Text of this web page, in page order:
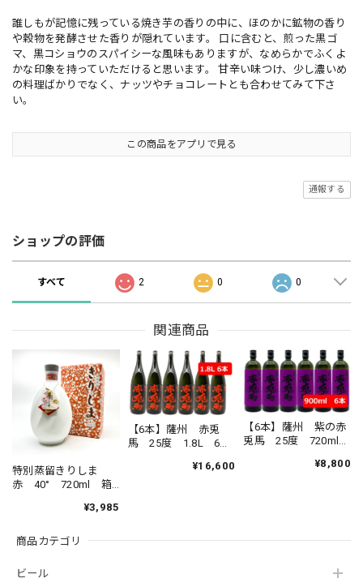
商品カテゴリ
ビール
誰しもが記憶に残っている焼き芋の香りの中に、ほのかに鉱物の香り
や穀物を発酵させた香りが隠れています。 口に含むと、煎った黒ゴ
マ、黒コショウのスパイシーな風味もありますが、なめらかでふくよ
かな印象を持っていただけると思います。 甘辛い味つけ、少し濃いめ
の料理ばかりでなく、ナッツやチョコレートとも合わせてみて下さ
い。
この商品をアプリで見る
通報する
ショップの評価
すべて 2 0 0
関連商品
特別蒸留きりしま
赤 40° 720ml 箱
うりゅうきりしま
焼酎
¥3,985
【6本】薩州 赤兎
馬 25度 1.8L 6本
う せきとば 芋焼
¥16,600
【6本】薩州 紫の赤
兎馬 25度 720ml
う むらさきのせき
¥8,800